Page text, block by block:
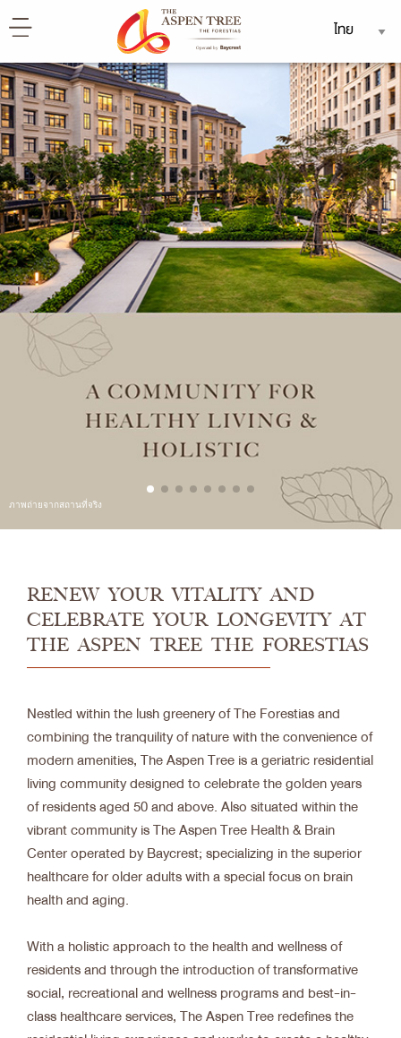
RENEW YOUR VITALITY AND
CELEBRATE YOUR LONGEVITY AT
THE ASPEN TREE THE FORESTIAS
Nestled within the lush greenery of The Forestias and
combining the tranquility of nature with the convenience of
modern amenities, The Aspen Tree is a geriatric residential
living community designed to celebrate the golden years
of residents aged 50 and above. Also situated within the
vibrant community is The Aspen Tree Health & Brain
Center operated by Baycrest; specializing in the superior
healthcare for older adults with a special focus on brain
health and aging.
With a holistic approach to the health and wellness of
residents and through the introduction of transformative
social, recreational and wellness programs and best-in-
class healthcare services, The Aspen Tree redefines the